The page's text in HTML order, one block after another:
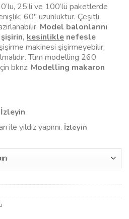
25’li ve 100’lü paketlerde
60″ uzunluktur. Çeşitli
Model balonlarını
kesinlikle nefesle
makinesi şişirmeyebilir;
Tüm modelling 260
bknz: Modelling makaron
İzleyin
ile yıldız yapımı. İzleyin